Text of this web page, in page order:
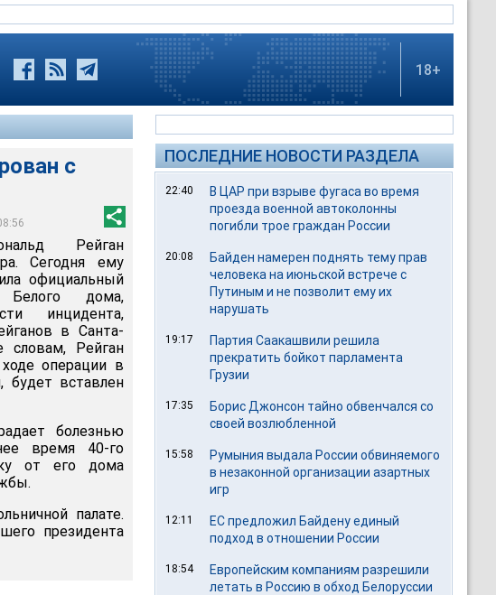
18+
с
Рейган
Сегодня ему
официальный
Белого дома,
инцидента,
в Санта-
Рейган
операции в
будет вставлен
болезнью
время 40-го
от его дома
палате.
президента
ПОСЛЕДНИЕ НОВОСТИ РАЗДЕЛА
22:40
В ЦАР при взрыве фугаса во время
проезда военной автоколонны
погибли трое граждан России
20:08
Байден намерен поднять тему прав
человека на июньской встрече с
Путиным и не позволит ему их
нарушать
19:17
Партия Саакашвили решила
прекратить бойкот парламента
Грузии
17:35
Борис Джонсон тайно обвенчался со
своей возлюбленной
15:58
Румыния выдала России обвиняемого
в незаконной организации азартных
игр
12:11
ЕС предложил Байдену единый
подход в отношении России
18:54
Европейским компаниям разрешили
летать в Россию в обход Белоруссии